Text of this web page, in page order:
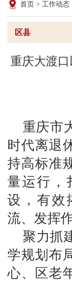
首页 > 工作动态
区县
重庆大渡
重庆市
时代离退
持高标准
量运行，
设，有效
流、发挥
聚力抓
学规划布
心、区老